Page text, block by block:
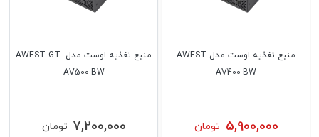
منبع تغذیه اوست مدل AWEST GT-
AV500-BW
تومان 7,200,000
منبع تغذیه اوست مدل AWEST
AV400-BW
تومان 5,900,000